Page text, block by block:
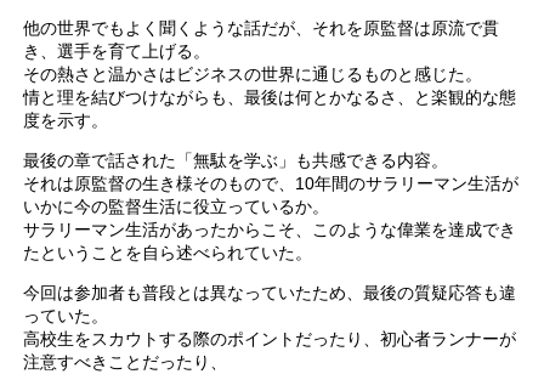
他の世界でもよく聞くような話だが、それを原監督は原流で貫
き、選手を育て上げる。
その熱さと温かさはビジネスの世界に通じるものと感じた。
情と理を結びつけながらも、最後は何とかなるさ、と楽観的な態
度を示す。
最後の章で話された「無駄を学ぶ」も共感できる内容。
それは原監督の生き様そのもので、10年間のサラリーマン生活が
いかに今の監督生活に役立っているか。
サラリーマン生活があったからこそ、このような偉業を達成でき
たということを自ら述べられていた。
今回は参加者も普段とは異なっていたため、最後の質疑応答も違
っていた。
高校生をスカウトする際のポイントだったり、初心者ランナーが
注意すべきことだったり、